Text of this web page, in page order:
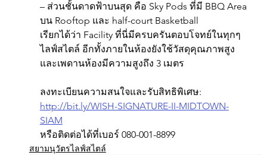
– ส่วนชั้นดาดฟ้าบนสุด คือ Sky Pods ที่มี BBQ Area
บน Rooftop และ half-court Basketball
เรียกได้ว่า Facility ที่นี่มีครบครันตอบโจทย์ในทุกๆ
ไลฟ์สไตล์ อีกทั้งภายในห้องยังใช้วัสดุคุณภาพสูง
และเพดานห้องมีความสูงถึง 3 เมตร
ลงทะเบียนความสนใจและรับสิทธิพิเศษ:
http://bit.ly/WISH-SIGNATURE-II-MIDTOWN-
SIAM
หรือติดต่อได้ที่เบอร์ 080-001-8899
สยามนุวัตรไลฟ์สไตล์